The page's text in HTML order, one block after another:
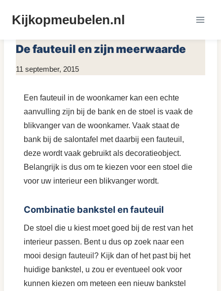
naarKijkopmeubelen.nl
De fauteuil en zijn meerwaarde
Door
11 september, 2015
Een fauteuil in de woonkamer kan een echte
aanvulling zijn bij de bank en de stoel is vaak de
blikvanger van de woonkamer. Vaak staat de
bank bij de salontafel met daarbij een fauteuil,
deze wordt vaak gebruikt als decoratieobject.
Belangrijk is dus om te kiezen voor een stoel die
voor uw interieur een blikvanger wordt.
Combinatie bankstel en fauteuil
De stoel die u kiest moet goed bij de rest van het
interieur passen. Bent u dus op zoek naar een
mooi design fauteuil ? Kijk dan of het past bij het
huidige bankstel, u zou er eventueel ook voor
kunnen kiezen om meteen een nieuw bankstel